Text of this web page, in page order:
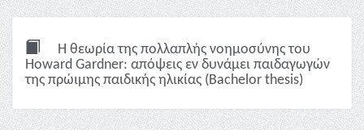
Η θεωρία της πολλαπλής νοημοσύνης του
Howard Gardner: απόψεις εν δυνάμει παιδαγωγών
της πρώιμης παιδικής ηλικίας (Bachelor thesis)